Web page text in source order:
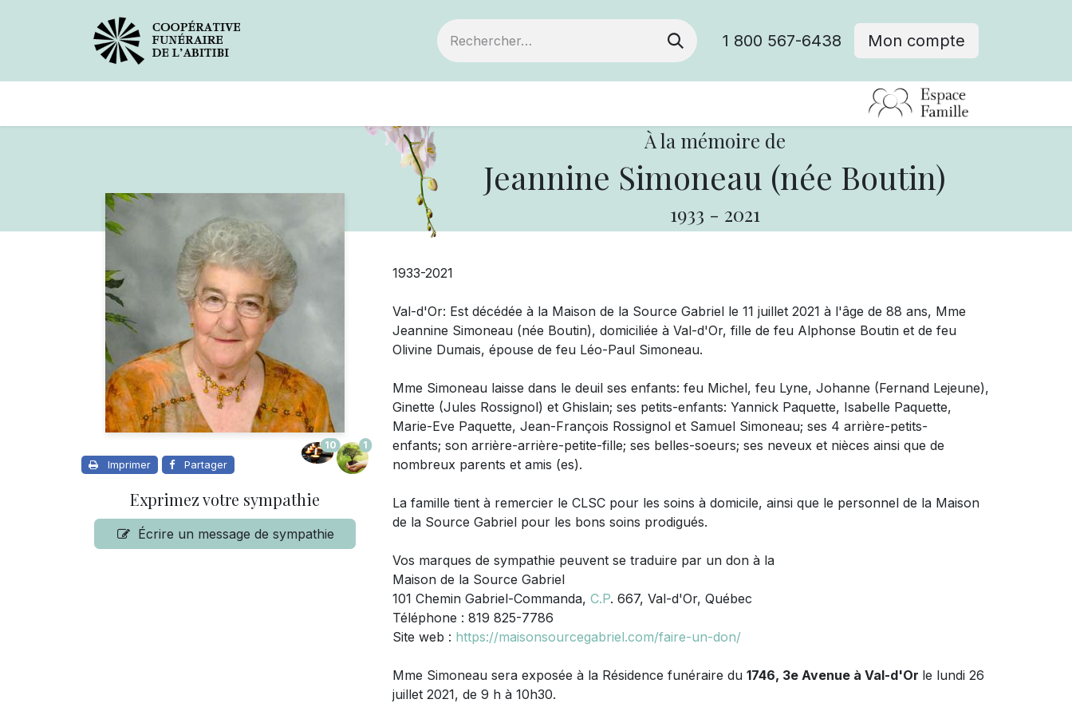
1 800 567-6438 Mon compte
À la mémoire de
Jeannine Simoneau (née Boutin)
1933 - 2021
Imprimer Partager
10 1
Exprimez votre sympathie
Écrire un message de sympathie
1933-2021
Val-d'Or: Est décédée à la Maison de la Source Gabriel le 11 juillet 2021 à l'âge de 88 ans, Mme
Jeannine Simoneau (née Boutin), domiciliée à Val-d'Or, fille de feu Alphonse Boutin et de feu
Olivine Dumais, épouse de feu Léo-Paul Simoneau.
Mme Simoneau laisse dans le deuil ses enfants: feu Michel, feu Lyne, Johanne (Fernand Lejeune),
Ginette (Jules Rossignol) et Ghislain; ses petits-enfants: Yannick Paquette, Isabelle Paquette,
Marie-Eve Paquette, Jean-François Rossignol et Samuel Simoneau; ses 4 arrière-petits-
enfants; son arrière-arrière-petite-fille; ses belles-soeurs; ses neveux et nièces ainsi que de
nombreux parents et amis (es).
La famille tient à remercier le CLSC pour les soins à domicile, ainsi que le personnel de la Maison
de la Source Gabriel pour les bons soins prodigués.
Vos marques de sympathie peuvent se traduire par un don à la
Maison de la Source Gabriel
101 Chemin Gabriel-Commanda, C.P. 667, Val-d'Or, Québec
Téléphone : 819 825-7786
Site web : https://maisonsourcegabriel.com/faire-un-don/
Mme Simoneau sera exposée à la Résidence funéraire du 1746, 3e Avenue à Val-d'Or le lundi 26
juillet 2021, de 9 h à 10h30.